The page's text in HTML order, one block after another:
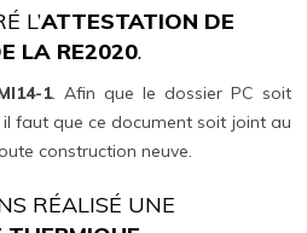
L’ATTESTATION DE
LA RE2020.
1. Afin que le dossier PC soit
faut que ce document soit joint au
construction neuve.
RÉALISÉ UNE